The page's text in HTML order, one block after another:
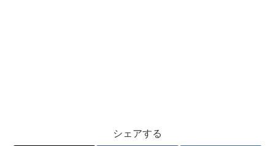
シェアする